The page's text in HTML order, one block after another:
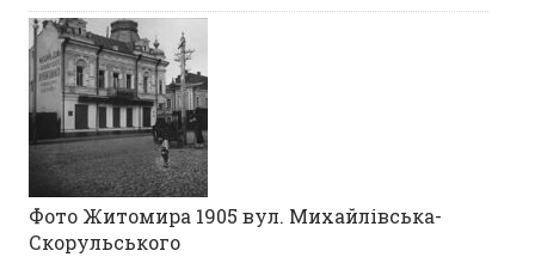
Фото Житомира 1905 вул. Михайлівська-
Скорульського